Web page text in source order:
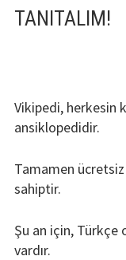
TANITALIM!
Vikipedi, herkesin
ansiklopedidir.
Tamamen
sahiptir.
Şu an için, Türkçe
vardır.